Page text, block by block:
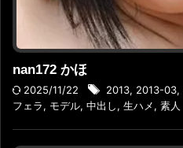
nan172 かほ
2025/11/22 2013, 2013-03,
フェラ, モデル, 中出し, 生ハメ, 素人